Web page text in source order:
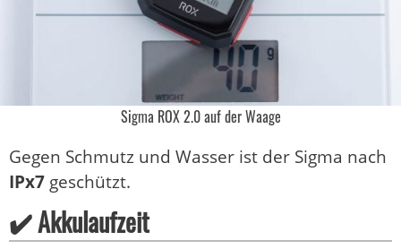
Sigma ROX 2.0 auf der Waage
Gegen Schmutz und Wasser ist der Sigma nach
IPx7 geschützt.
✔️ Akkulaufzeit